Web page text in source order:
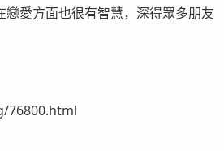
愛方面也很有智慧，深得眾多朋友
76800.html